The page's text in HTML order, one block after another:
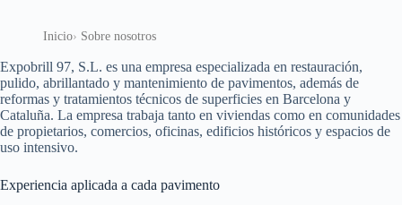
Inicio Sobre nosotros
Expobrill 97, S.L. es una empresa especializada en restauración,
pulido, abrillantado y mantenimiento de pavimentos, además de
reformas y tratamientos técnicos de superficies en Barcelona y
Cataluña. La empresa trabaja tanto en viviendas como en comunidades
de propietarios, comercios, oficinas, edificios históricos y espacios de
uso intensivo.
Experiencia aplicada a cada pavimento